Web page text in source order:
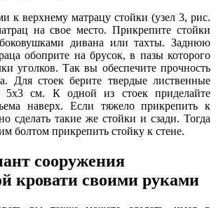
к верхнему матрацу стойки (узел 3, рис.
на свое место. Прикрепите стойки
дивана или тахты. Заднюю
обоприте на брусок, в пазы которого
уголков. Так вы обеспечите прочность
Для стоек берите твердые лиственные
5х3 см. К одной из стоек приделайте
наверх. Если тяжело прикрепить к
сделать такие же стойки и сзади. Тогда
болтом прикрепить стойку к стене.
сооружения
кровати своими руками